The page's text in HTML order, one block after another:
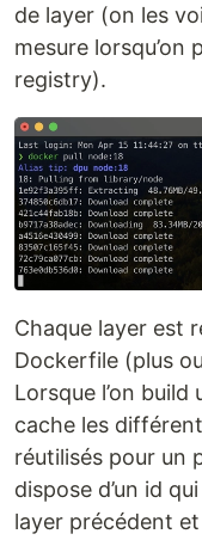
de layer (on les
mesure lorsqu’on
registry).
Chaque layer est
Dockerfile (plus
Lorsque l’on
cache les
réutilisés pour un
dispose d’un id
layer précédent et